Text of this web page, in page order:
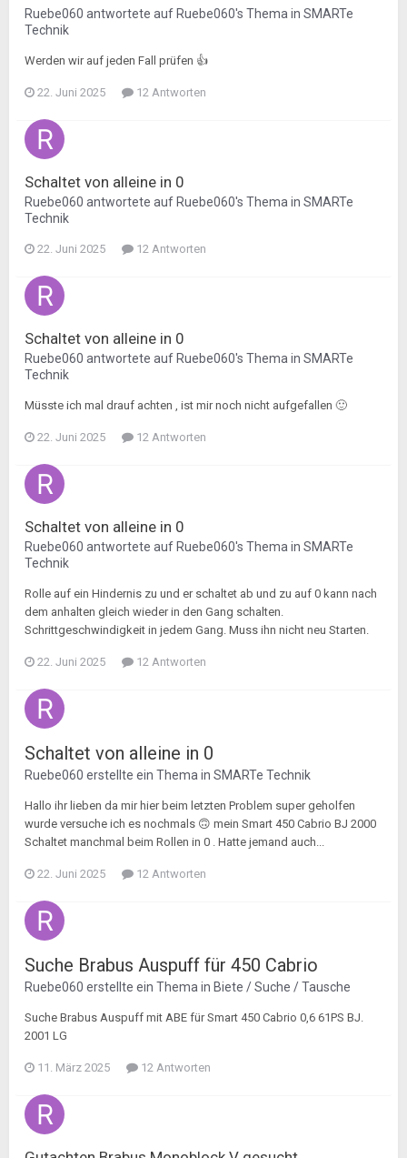
Ruebe060 antwortete auf Ruebe060's Thema in SMARTe
Technik
Werden wir auf jeden Fall prüfen 👍
22. Juni 2025 12 Antworten
Schaltet von alleine in 0
Ruebe060 antwortete auf Ruebe060's Thema in SMARTe
Technik
22. Juni 2025 12 Antworten
Schaltet von alleine in 0
Ruebe060 antwortete auf Ruebe060's Thema in SMARTe
Technik
Müsste ich mal drauf achten , ist mir noch nicht aufgefallen 🙂
22. Juni 2025 12 Antworten
Schaltet von alleine in 0
Ruebe060 antwortete auf Ruebe060's Thema in SMARTe
Technik
Rolle auf ein Hindernis zu und er schaltet ab und zu auf 0 kann nach
dem anhalten gleich wieder in den Gang schalten.
Schrittgeschwindigkeit in jedem Gang. Muss ihn nicht neu Starten.
22. Juni 2025 12 Antworten
Schaltet von alleine in 0
Ruebe060 erstellte ein Thema in SMARTe Technik
Hallo ihr lieben da mir hier beim letzten Problem super geholfen
wurde versuche ich es nochmals 🙃 mein Smart 450 Cabrio BJ 2000
Schaltet manchmal beim Rollen in 0 . Hatte jemand auch...
22. Juni 2025 12 Antworten
Suche Brabus Auspuff für 450 Cabrio
Ruebe060 erstellte ein Thema in Biete / Suche / Tausche
Suche Brabus Auspuff mit ABE für Smart 450 Cabrio 0,6 61PS BJ.
2001 LG
11. März 2025 12 Antworten